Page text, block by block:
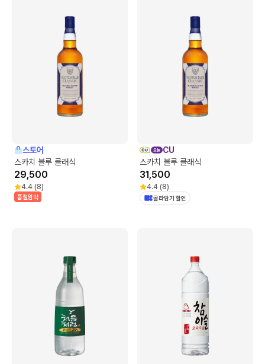
스토어
스카치 블루 클래식
29,500
4.4 (8)
품절임박
CU
스카치 블루 클래식
31,500
4.4 (8)
골라담기 할인